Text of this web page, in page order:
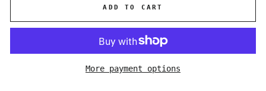
ADD TO CART
More payment options